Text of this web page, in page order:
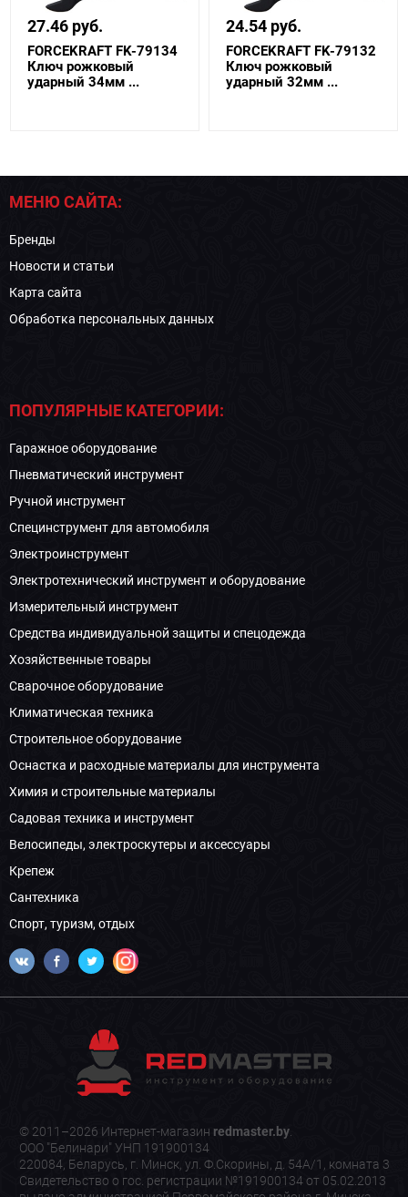
27.46 руб.
FORCEKRAFT FK-79134
Ключ рожковый
ударный 34мм ...
24.54 руб.
FORCEKRAFT FK-79132
Ключ рожковый
ударный 32мм ...
МЕНЮ САЙТА:
Бренды
Новости и статьи
Карта сайта
Обработка персональных данных
ПОПУЛЯРНЫЕ КАТЕГОРИИ:
Гаражное оборудование
Пневматический инструмент
Ручной инструмент
Специнструмент для автомобиля
Электроинструмент
Электротехнический инструмент и оборудование
Измерительный инструмент
Средства индивидуальной защиты и спецодежда
Хозяйственные товары
Сварочное оборудование
Климатическая техника
Строительное оборудование
Оснастка и расходные материалы для инструмента
Химия и строительные материалы
Садовая техника и инструмент
Велосипеды, электроскутеры и аксессуары
Крепеж
Сантехника
Спорт, туризм, отдых
© 2011–2026 Интернет-магазин redmaster.by.
ООО "Белинари" УНП 191900134
220084, Беларусь, г. Минск, ул. Ф.Скорины, д. 54А/1, комната 3
Свидетельство о гос. регистрации №191900134 от 05.02.2013